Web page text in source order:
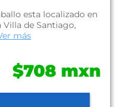
esta localizado en
Villa de Santiago,
más
$708 mxn